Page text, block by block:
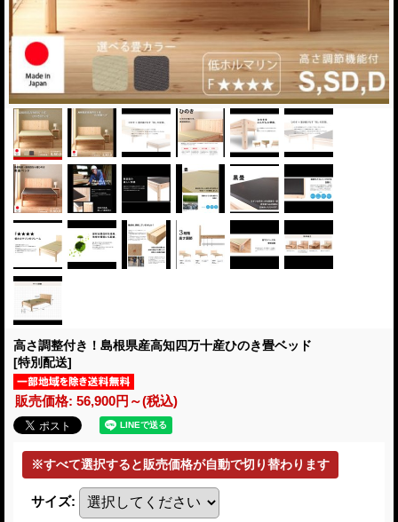
高さ調整付き！島根県産高知四万十産ひのき畳ベッド
[特別配送]
販売価格: 56,900円～(税込)
サイズ: